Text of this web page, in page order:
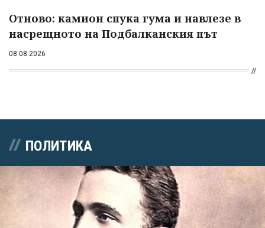
Отново: камион спука гума и навлезе в
насрещното на Подбалканския път
08.08.2026
ПОЛИТИКА